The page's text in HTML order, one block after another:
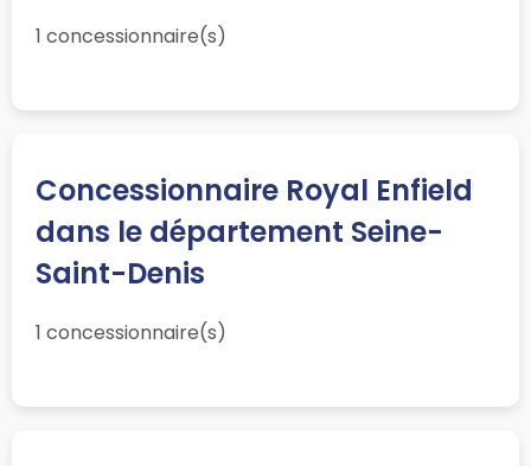
1 concessionnaire(s)
Concessionnaire Royal Enfield
dans le département Seine-
Saint-Denis
1 concessionnaire(s)